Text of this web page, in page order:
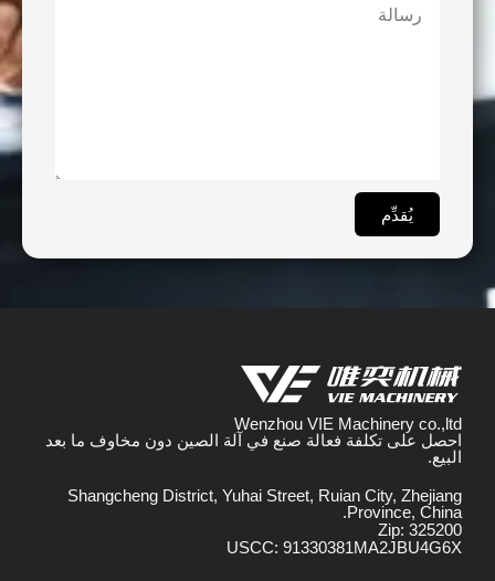
يُقدِّم
Wenzhou VIE Machinery co.,ltd
احصل على تكلفة فعالة صنع في آلة الصين دون مخاوف ما بعد
البيع.
Shangcheng District, Yuhai Street, Ruian City, Zhejiang
Province, China.
Zip: 325200
USCC: 91330381MA2JBU4G6X